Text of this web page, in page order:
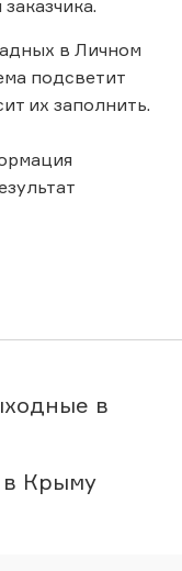
в Личном
подсветит
их заполнить.
в
в Крыму